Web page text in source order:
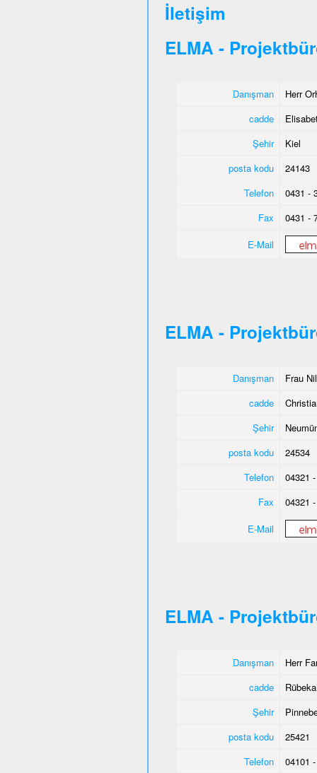
İletişim
ELMA -
Danışman
Herr
cadde
Şehir
Kiel
posta kodu
24143
Telefon
0431 -
Fax
0431 -
E-Mail
ELMA -
Danışman
Frau
cadde
Şehir
posta kodu
24534
Telefon
04321
Fax
04321
E-Mail
ELMA -
Danışman
Herr
cadde
Şehir
posta kodu
25421
Telefon
04101